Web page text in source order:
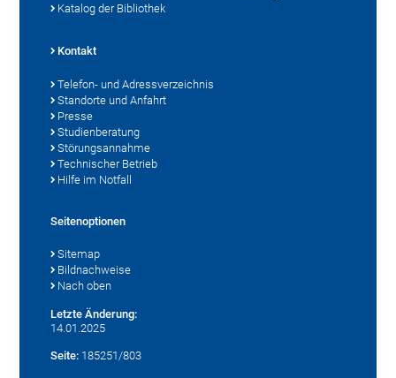
Katalog der Bibliothek
Kontakt
Telefon- und Adressverzeichnis
Standorte und Anfahrt
Presse
Studienberatung
Störungsannahme
Technischer Betrieb
Hilfe im Notfall
Seitenoptionen
Sitemap
Bildnachweise
Nach oben
Letzte Änderung:
14.01.2025
Seite: 185251/803